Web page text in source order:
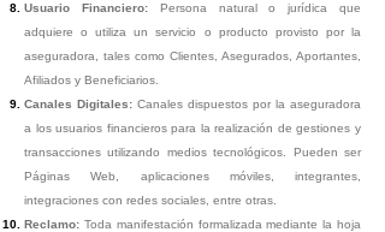
Usuario Financiero: Persona natural o jurídica que
adquiere o utiliza un servicio o producto provisto por la
aseguradora, tales como Clientes, Asegurados, Aportantes,
Afiliados y Beneficiarios.
Canales Digitales: Canales dispuestos por la aseguradora
a los usuarios financieros para la realización de gestiones y
transacciones utilizando medios tecnológicos. Pueden ser
Páginas Web, aplicaciones móviles, integrantes,
integraciones con redes sociales, entre otras.
Reclamo: Toda manifestación formalizada mediante la hoja